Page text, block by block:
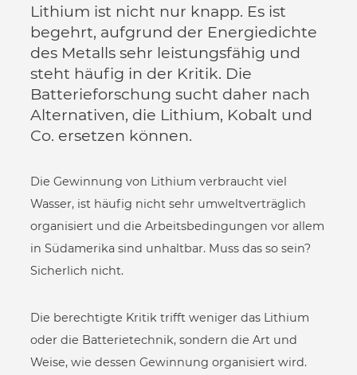
Lithium ist nicht nur knapp. Es ist
begehrt, aufgrund der Energiedichte
des Metalls sehr leistungsfähig und
steht häufig in der Kritik. Die
Batterieforschung sucht daher nach
Alternativen, die Lithium, Kobalt und
Co. ersetzen können.
Die Gewinnung von Lithium verbraucht viel
Wasser, ist häufig nicht sehr umweltverträglich
organisiert und die Arbeitsbedingungen vor allem
in Südamerika sind unhaltbar. Muss das so sein?
Sicherlich nicht.
Die berechtigte Kritik trifft weniger das Lithium
oder die Batterietechnik, sondern die Art und
Weise, wie dessen Gewinnung organisiert wird.